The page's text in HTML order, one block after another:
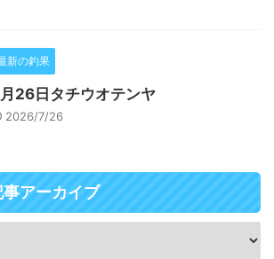
新の釣果
26日タチウオテンヤ
2026/7/26
アーカイブ